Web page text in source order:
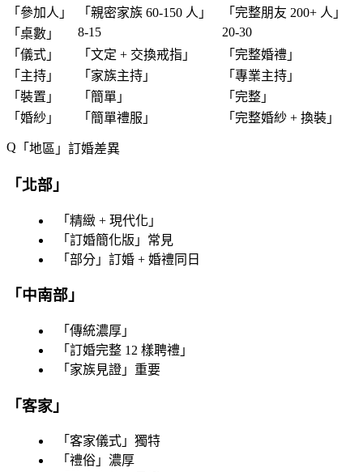
「 參加人 」 「 親密家族 60-150 人 」 「 完整朋友 200+ 人 」
「 桌數 」 8-15
20-30
「 儀式 」 「 文定 + 交換戒指 」 「 完整婚禮 」
「 主持 」 「 家族主持 」 「 專業主持 」
「 裝置 」 「 簡單 」 「 完整 」
「 婚紗 」 「 簡單禮服 」 「 完整婚紗 + 換裝 」
「 地區 」訂婚差異
「北部 」
「 精緻 + 現代化 」
「 訂婚簡化版 」常見
「 部分 」訂婚 + 婚禮同日
「 中南部 」
「 傳統濃厚 」
「 訂婚完整 12 樣聘禮 」
「 家族見證 」重要
「客家 」
「 客家儀式 」獨特
「 禮俗 」濃厚